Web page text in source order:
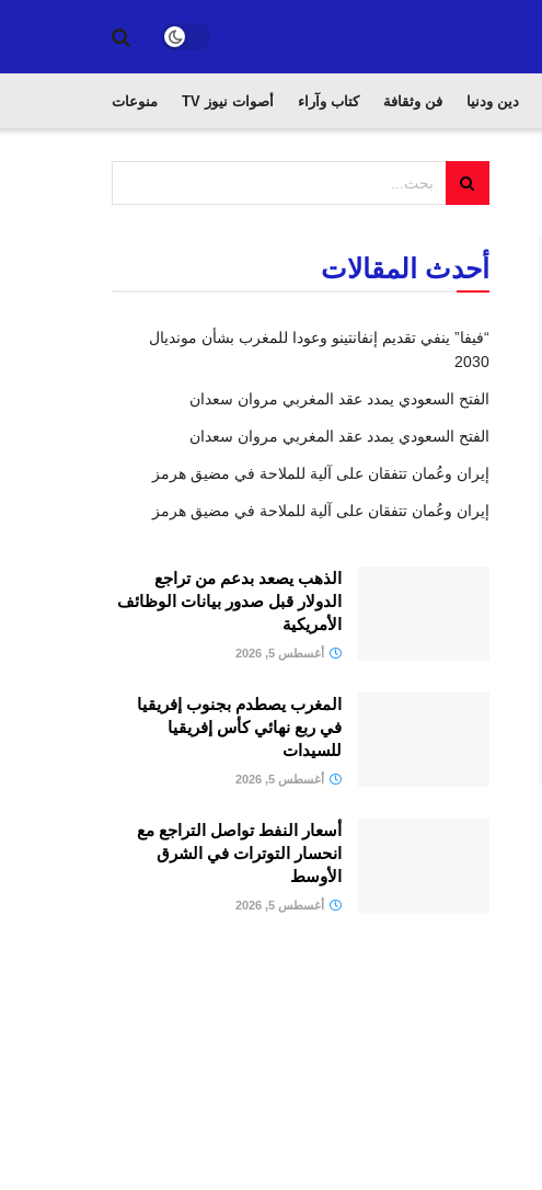
دين ودنيا فن وثقافة كتاب وآراء أصوات نيوز TV منوعات
أحدث المقالات
“فيفا” ينفي تقديم إنفانتينو وعودا للمغرب بشأن مونديال
2030
الفتح السعودي يمدد عقد المغربي مروان سعدان
الفتح السعودي يمدد عقد المغربي مروان سعدان
إيران وعُمان تتفقان على آلية للملاحة في مضيق هرمز
إيران وعُمان تتفقان على آلية للملاحة في مضيق هرمز
الذهب يصعد بدعم من تراجع
الدولار قبل صدور بيانات الوظائف
الأمريكية
أغسطس 5, 2026
المغرب يصطدم بجنوب إفريقيا
في ربع نهائي كأس إفريقيا
للسيدات
أغسطس 5, 2026
أسعار النفط تواصل التراجع مع
انحسار التوترات في الشرق
الأوسط
أغسطس 5, 2026